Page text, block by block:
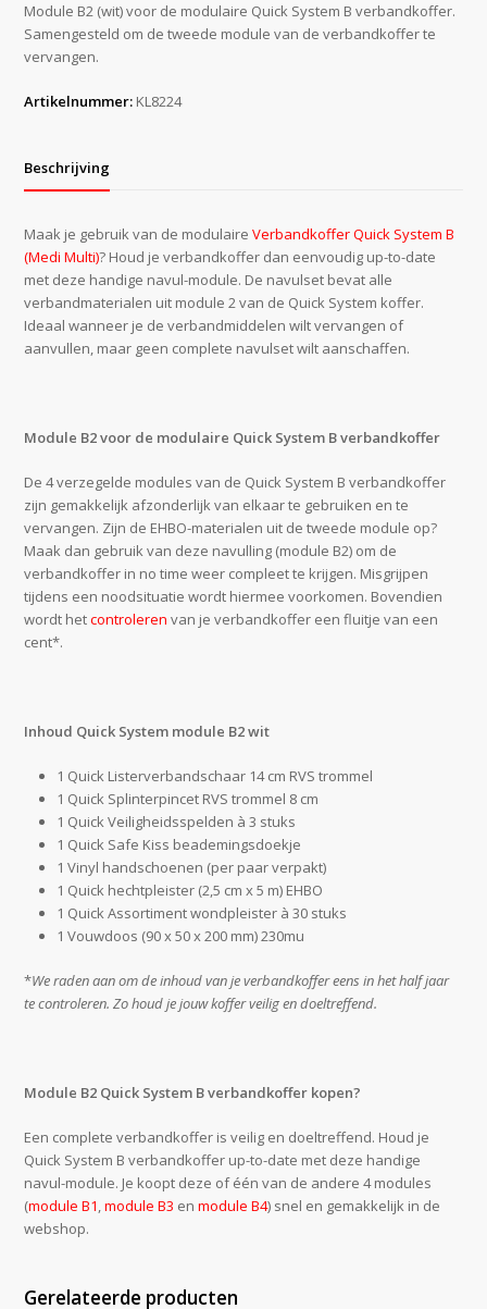
t.b.v.
verbandkoffer
KL8222
Module B2 (wit) voor de modulaire Quick System B verbandkoffer.
Samengesteld om de tweede module van de verbandkoffer te
vervangen.
Artikelnummer: KL8224
Beschrijving
Maak je gebruik van de modulaireVerbandkoffer Quick System B
(Medi Multi)? Houd je verbandkoffer dan eenvoudig up-to-date
met deze handige navul-module. De navulset bevat alle
verbandmaterialen uit module 2 van de Quick System koffer.
Ideaal wanneer je de verbandmiddelen wilt vervangen of
aanvullen, maar geen complete navulset wilt aanschaffen.
Module B2 voor de modulaire Quick System B verbandkoffer
De 4 verzegelde modules van de Quick System B verbandkoffer
zijn gemakkelijk afzonderlijk van elkaar te gebruiken en te
vervangen. Zijn de EHBO-materialen uit de tweede module op?
Maak dan gebruik van deze navulling (module B2) om de
verbandkoffer in no time weer compleet te krijgen. Misgrijpen
tijdens een noodsituatie wordt hiermee voorkomen. Bovendien
wordt hetcontroleren van je verbandkoffer een fluitje van een
cent*.
Inhoud Quick System module B2 wit
1 Quick Listerverbandschaar 14 cm RVS trommel
1 Quick Splinterpincet RVS trommel 8 cm
1 Quick Veiligheidsspelden à 3 stuks
1 Quick Safe Kiss beademingsdoekje
1 Vinyl handschoenen (per paar verpakt)
1 Quick hechtpleister (2,5 cm x 5 m) EHBO
1 Quick Assortiment wondpleister à 30 stuks
1 Vouwdoos (90 x 50 x 200 mm) 230mu
*We raden aan om de inhoud van je verbandkoffer eens in het half jaar
te controleren. Zo houd je jouw koffer veilig en doeltreffend.
Module B2 Quick System B verbandkoffer kopen?
Een complete verbandkoffer is veilig en doeltreffend. Houd je
Quick System B verbandkoffer up-to-date met deze handige
navul-module. Je koopt deze of één van de andere 4 modules
(module B1,module B3 enmodule B4) snel en gemakkelijk in de
webshop.
Gerelateerde producten